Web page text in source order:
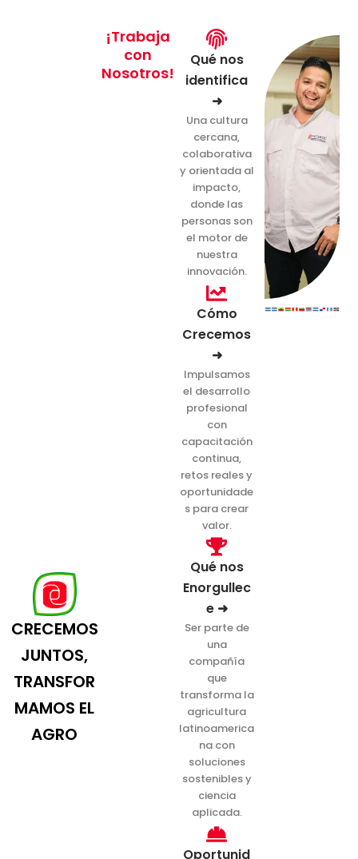
CRECEMOS
JUNTOS,
TRANSFOR
MAMOS EL
AGRO
¡Trabaja
con
Nosotros!
Qué nos
identifica
➜
Una cultura
cercana,
colaborativa
y orientada al
impacto,
donde las
personas son
el motor de
nuestra
innovación.
Cómo
Crecemos
➜
Impulsamos
el desarrollo
profesional
con
capacitación
continua,
retos reales y
oportunidade
s para crear
valor.
Qué nos
Enorgullec
e ➜
Ser parte de
una
compañía
que
transforma la
agricultura
latinoamerica
na con
soluciones
sostenibles y
ciencia
aplicada.
Oportunid